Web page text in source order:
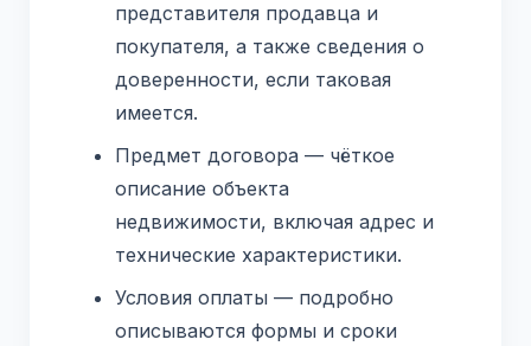
представителя продавца и
покупателя, а также сведения о
доверенности, если таковая
имеется.
Предмет договора — чёткое
описание объекта
недвижимости, включая адрес и
технические характеристики.
Условия оплаты — подробно
описываются формы и сроки